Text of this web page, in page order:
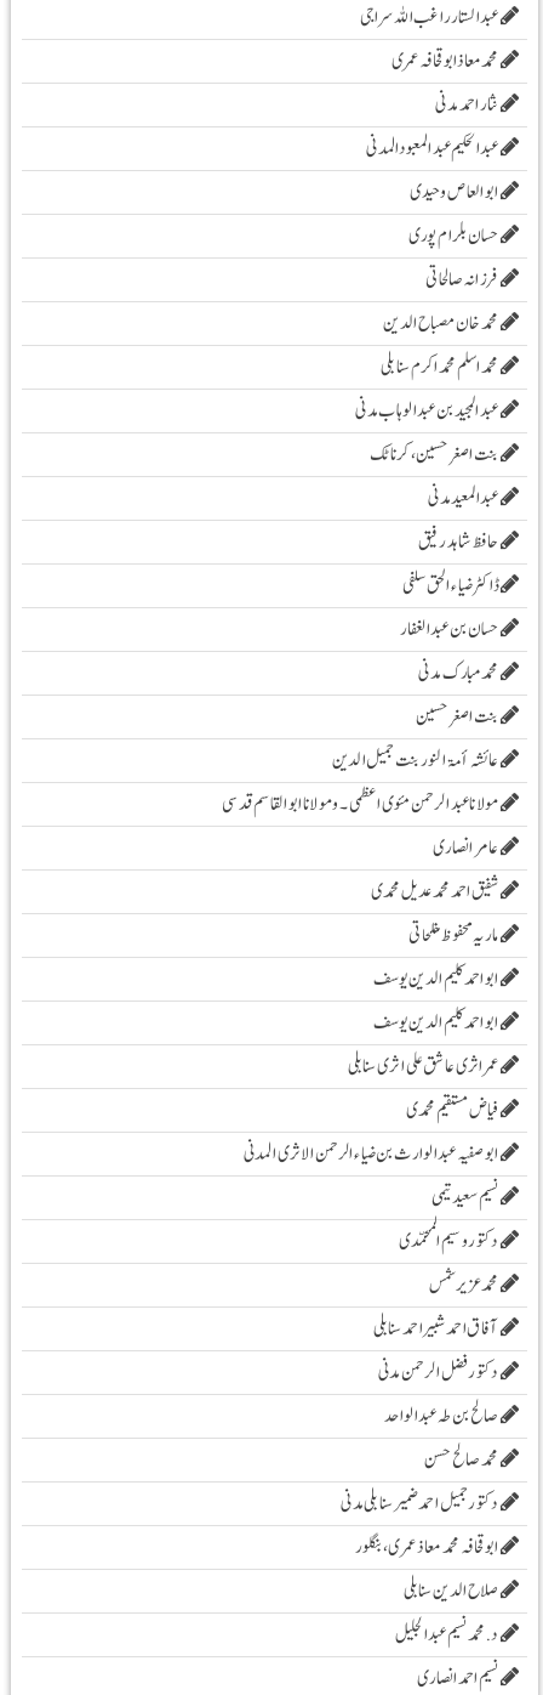
عبدالستار راغب اللہ سراجی
محمدمعاذابوقحافہ عمری
نثار احمد مدنی
عبدالحکیم عبدالمعبودالمدنی
ابو العاص وحیدی
حسان بلرام پوری
فرزانہ صالحاتی
محمد خان مصباح الدین
محمد اسلم محمد اکرم سنابلی
عبد المجید بن عبد الوہاب مدنی
بنت اصغر حسین، کرناٹک
عبدالمعید مدنی
حافظ شاہد رفیق
ڈاکٹر ضیاء الحق سلفی
حسان بن عبدالغفار
محمد مبارک مدنی
بنت اصغر حسین
عائشہ أمۃ النور بنت جمیل الدین
مولانا عبد الرحمن مئوی اعظمی ۔و مولانا ابوالقاسم قدسی
عامر انصاری
شفیق احمد محمد عدیل محمدی
ماریہ محفوظ مفلحاتی
ابو احمد کلیم الدین یوسف
ابو احمد کلیم الدین یوسف
عمر اثری عاشق علی اثری سنابلی
فیاض مستقیم محمدی
ابو صفیہ عبدالوارث بن ضیاء الرحمن الاثری المدنی
نسیم سعید تیمی
دکتور وسیم المحمّدی
محمدعزیرشمس
آفاق احمد شبیر احمد سنابلی
دکتور فضل الرحمن مدنی
صالح بن طہ عبد الواحد
محمد صالح حسن
دکتور جمیل احمد ضمیر سنابلی مدنی
ابو قحافہ محمد معاذ عمری، بنگلور
صلاح الدین سنابلی
د. محمد نسیم عبد الجلیل
نسیم احمد انصاری